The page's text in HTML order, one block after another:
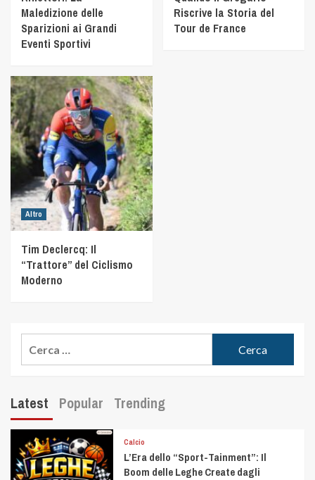
Maledizione delle
Sparizioni ai Grandi
Eventi Sportivi
Riscrive la Storia del
Tour de France
Altro
Tim Declercq: Il
“Trattore” del Ciclismo
Moderno
Latest Popular Trending
Calcio
L’Era dello “Sport-Tainment”: Il
Boom delle Leghe Create dagli